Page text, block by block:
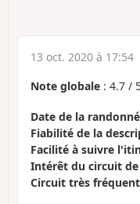
13 oct. 2020 à 17:54
Note globale : 4.7 /
Date de la
Fiabilité de la
Facilité à suivre
Intérêt du circuit
Circuit très